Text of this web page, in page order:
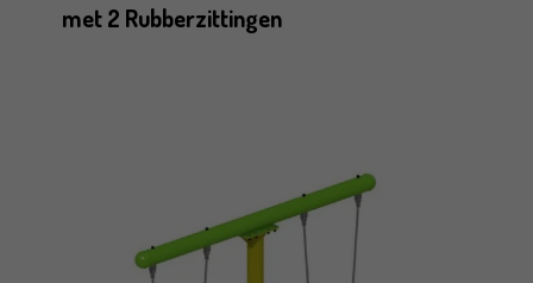
met 2 Rubberzittingen